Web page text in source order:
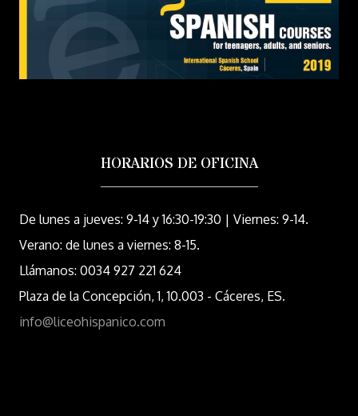
HORARIOS DE OFICINA
De lunes a jueves: 9-14 y 16:30-19:30 | Viernes: 9-14.
Verano: de lunes a viernes: 8-15.
Llámanos: 0034 927 221 624
Plaza de la Concepción, 1, 10.003 - Cáceres, ES.
info@liceohispanico.com